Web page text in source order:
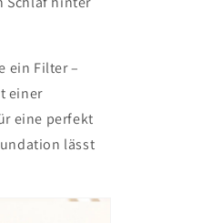
ein Filter –
einer
eine perfekt
lässt